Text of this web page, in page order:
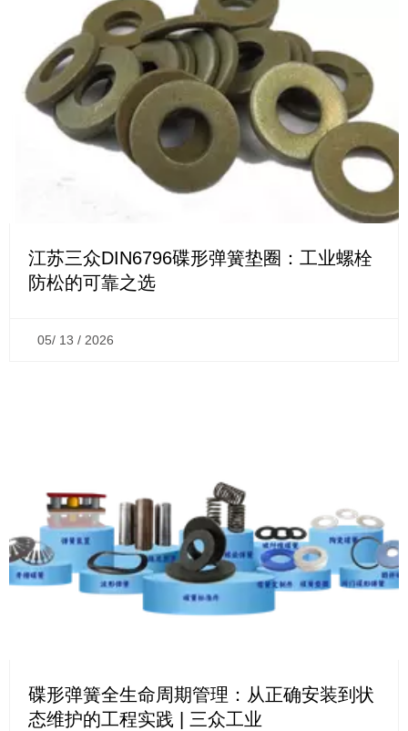
江苏三众DIN6796碟形弹簧垫圈：工业螺栓
防松的可靠之选
05/ 13 / 2026
碟形弹簧全生命周期管理：从正确安装到状
态维护的工程实践 | 三众工业